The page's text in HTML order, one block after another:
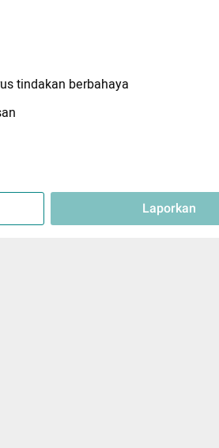
tindakan berbahaya
Laporkan